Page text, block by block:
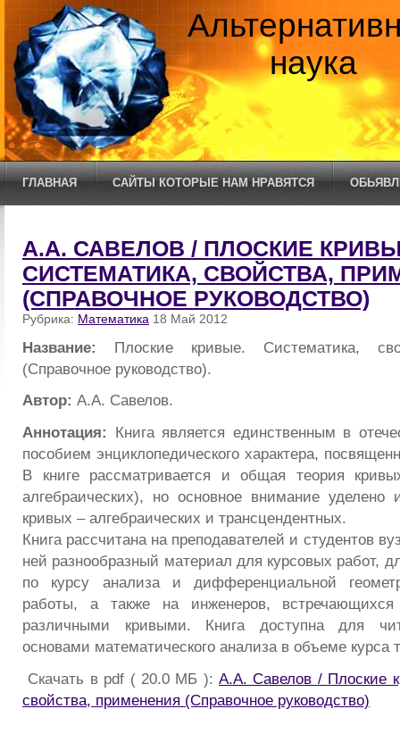
наука
ГЛАВНАЯ САЙТЫ КОТОРЫЕ НАМ НРАВЯТСЯ
А.А. САВЕЛОВ / ПЛОСКИЕ
СИСТЕМАТИКА, СВОЙСТВА,
(СПРАВОЧНОЕ РУКОВОДСТВО)
Рубрика: Математика 18 Май 2012
Название: Плоские кривые. Систематика,
(Справочное руководство).
Автор: А.А. Савелов.
Аннотация: Книга является единственным в
пособием энциклопедического характера,
В книге рассматривается и общая теория
алгебраических), но основное внимание уделено
кривых – алгебраических и трансцендентных.
Книга рассчитана на преподавателей и студентов
ней разнообразный материал для курсовых работ,
по курсу анализа и дифференциальной
работы, а также на инженеров,
различными кривыми. Книга доступна для
основами математического анализа в объеме курса
Скачать в pdf ( 20.0 МБ ):А.А. Савелов / Плоские
свойства, применения (Справочное руководство)